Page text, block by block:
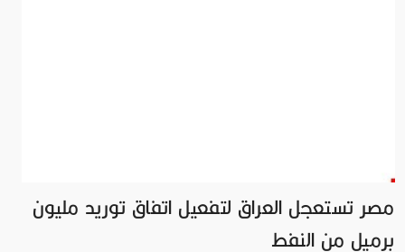
مصر تستعجل العراق لتفعيل اتفاق توريد مليون
برميل من النفط